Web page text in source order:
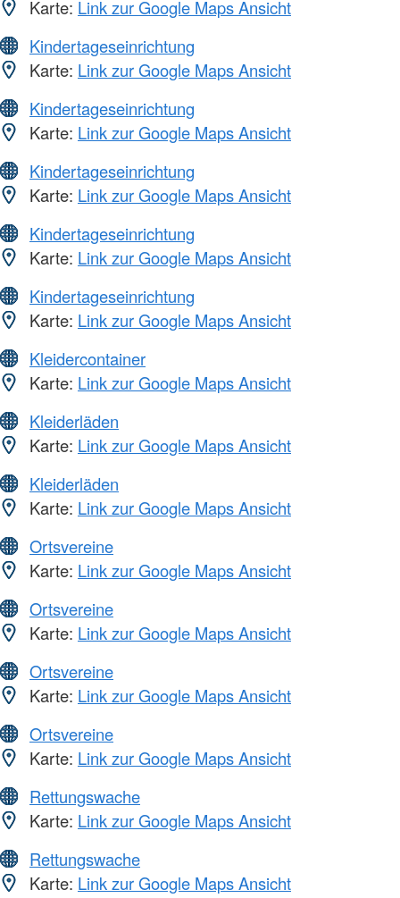
Karte: Link zur Google Maps Ansicht
Kindertageseinrichtung
Karte: Link zur Google Maps Ansicht
Kindertageseinrichtung
Karte: Link zur Google Maps Ansicht
Kindertageseinrichtung
Karte: Link zur Google Maps Ansicht
Kindertageseinrichtung
Karte: Link zur Google Maps Ansicht
Kindertageseinrichtung
Karte: Link zur Google Maps Ansicht
Kleidercontainer
Karte: Link zur Google Maps Ansicht
Kleiderläden
Karte: Link zur Google Maps Ansicht
Kleiderläden
Karte: Link zur Google Maps Ansicht
Ortsvereine
Karte: Link zur Google Maps Ansicht
Ortsvereine
Karte: Link zur Google Maps Ansicht
Ortsvereine
Karte: Link zur Google Maps Ansicht
Ortsvereine
Karte: Link zur Google Maps Ansicht
Rettungswache
Karte: Link zur Google Maps Ansicht
Rettungswache
Karte: Link zur Google Maps Ansicht